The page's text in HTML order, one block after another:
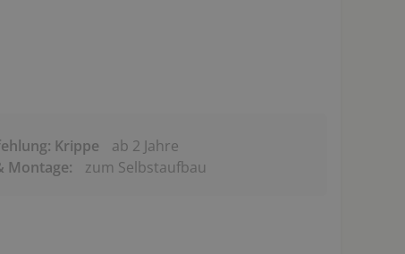
Krippe
ab 2 Jahre
Montage:
zum Selbstaufbau